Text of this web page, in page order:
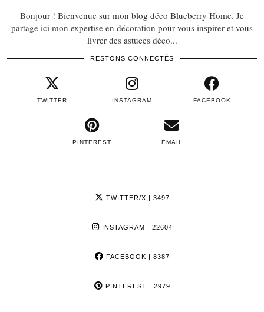
Bonjour ! Bienvenue sur mon blog déco Blueberry Home. Je
partage ici mon expertise en décoration pour vous inspirer et vous
livrer des astuces déco...
RESTONS CONNECTÉS
TWITTER INSTAGRAM FACEBOOK
PINTEREST EMAIL
TWITTER/X | 3497
INSTAGRAM | 22604
FACEBOOK | 8387
PINTEREST | 2979